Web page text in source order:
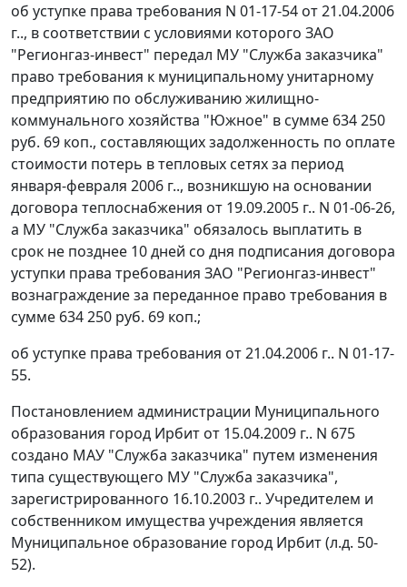
об уступке права требования N 01-17-54 от 21.04.2006
г.., в соответствии с условиями которого ЗАО
"Регионгаз-инвест" передал МУ "Служба заказчика"
право требования к муниципальному унитарному
предприятию по обслуживанию жилищно-
коммунального хозяйства "Южное" в сумме 634 250
руб. 69 коп., составляющих задолженность по оплате
стоимости потерь в тепловых сетях за период
января-февраля 2006 г.., возникшую на основании
договора теплоснабжения от 19.09.2005 г.. N 01-06-26,
а МУ "Служба заказчика" обязалось выплатить в
срок не позднее 10 дней со дня подписания договора
уступки права требования ЗАО "Регионгаз-инвест"
вознаграждение за переданное право требования в
сумме 634 250 руб. 69 коп.;
об уступке права требования от 21.04.2006 г.. N 01-17-
55.
Постановлением администрации Муниципального
образования город Ирбит от 15.04.2009 г.. N 675
создано МАУ "Служба заказчика" путем изменения
типа существующего МУ "Служба заказчика",
зарегистрированного 16.10.2003 г.. Учредителем и
собственником имущества учреждения является
Муниципальное образование город Ирбит (л.д. 50-
52).